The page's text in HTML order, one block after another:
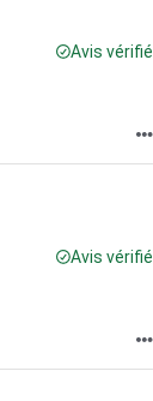
Avis vérifié
Avis vérifié